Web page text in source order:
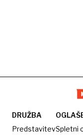
DRUŽBA
PredstavitevSpletni